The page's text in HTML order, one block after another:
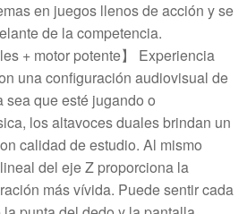
en juegos llenos de acción y se
de la competencia.
+ motor potente】 Experiencia
una configuración audiovisual de
sea que esté jugando o
los altavoces duales brindan un
calidad de estudio. Al mismo
del eje Z proporciona la
más vívida. Puede sentir cada